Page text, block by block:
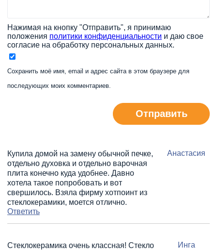
Нажимая на кнопку "Отправить", я принимаю
положения политики конфиденциальности и даю свое
согласие на обработку персональных данных.
Сохранить моё имя, email и адрес сайта в этом браузере для
последующих моих комментариев.
Отправить
Купила домой на замену обычной печке,
отдельно духовка и отдельно варочная
плита конечно куда удобнее. Давно
хотела такое попробовать и вот
свершилось. Взяла фирму хотпоинт из
стеклокерамики, моется отлично.
Анастасия
Ответить
Стеклокерамика очень классная! Стекло
Инга